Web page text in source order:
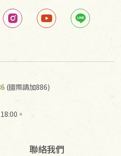
使用原箱退回，導致書籍有
凹角，將不接受退貨，也不
重法寶故，里仁網購無法
手抄稿寄還給消費者，因而
費者負擔。
(國際請加886)
。
聯絡我們